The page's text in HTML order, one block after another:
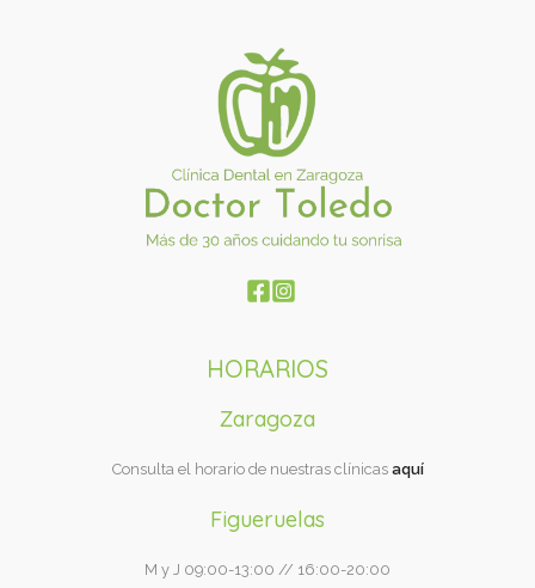
HORARIOS
Zaragoza
Consulta el horario de nuestras clínicas aquí
Figueruelas
M y J 09:00-13:00 // 16:00-20:00